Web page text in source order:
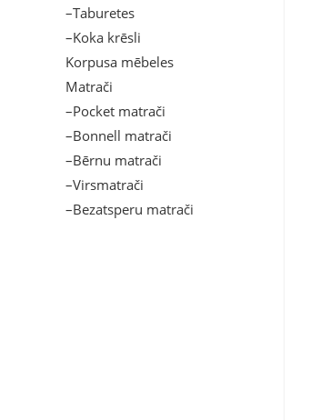
–Taburetes
–Koka krēsli
Korpusa mēbeles
Matrači
–Pocket matrači
–Bonnell matrači
–Bērnu matrači
–Virsmatrači
–Bezatsperu matrači